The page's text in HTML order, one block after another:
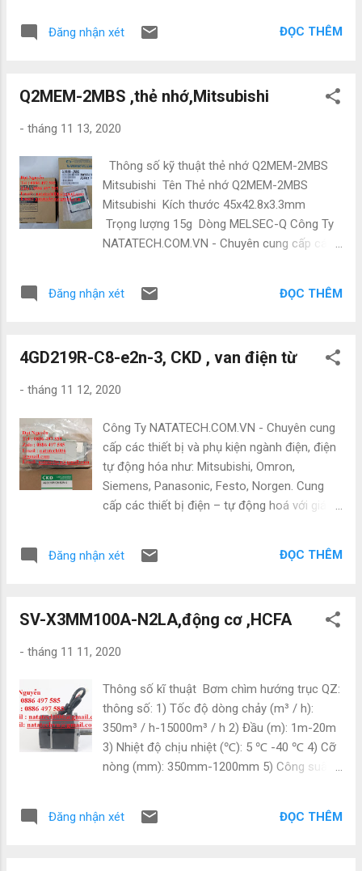
hóa như: Mitsubishi, Omron, Siemens,
nhất thị trường , chúng tôi đảm bảo hàng có
hãng , đổi trả 1:1 khi có trường hợp hư hỏng
xảy ra . Mọi thông tin
chi tiết vui lòng liên hệ : Đạt Nguyễn Tel :
0886 497 585 Zalo : 0886 497 585 Email :
natatechvn@gmail.com Công ty TNHH
Natatech chuyên nhập khẩu và phân phối
Đăng nhận xét ĐỌC THÊM
Q2MEM-2MBS ,thẻ nhớ,Mitsubishi
- tháng 11 13, 2020
Thông số kỹ thuật thẻ nhớ Q2MEM-2MBS
Mitsubishi Tên Thẻ nhớ Q2MEM-2MBS
Mitsubishi Kích thước 45x42.8x3.3mm
Trọng lượng 15g Dòng MELSEC-Q Công Ty
NATATECH.COM.VN - Chuyên cung cấp các
Panasonic, Festo, Norgen. Cung cấp các
nguồn gốc rõ ràng , bảo hành 12 tháng chính
xảy ra . Mọi thông tin
0886 497 585 Zalo : 0886 497 585 Email :
natatech006@gmail.com Email:
natatechvn@gmail.com Công ty TNHH
Natatech chuyên nhập khẩu và phân phối
thiết bị điện hãng...
Đăng nhận xét ĐỌC THÊM
4GD219R-C8-e2n-3, CKD , van điện từ
- tháng 11 12, 2020
Công Ty NATATECH.COM.VN - Chuyên cung
cấp các thiết bị và phụ kiện ngành điện, điện
tự động hóa như: Mitsubishi, Omron,
Siemens, Panasonic, Festo, Norgen. Cung
cấp các thiết bị điện – tự động hoá với giá
12 tháng chính hãng , đổi trả 1:1 khi có
vui lòng liên hệ : Đạt Nguyễn Tel : 0886 497
natatech006@gmail.com Email:
natatechvn@gmail.com Công ty TNHH
Natatech chuyên nhập khẩu và phân phối
thiết bị điện hãng MITSUBISHI Hàng hóa
đảm bảo những tiêu chuẩn về chất lượng và
giá thành như sau: - Hàng chính hãng - Mới
100% - Bảo hành 12 tháng - Chế độ đổi trả
trê...
Đăng nhận xét ĐỌC THÊM
SV-X3MM100A-N2LA,động cơ ,HCFA
- tháng 11 11, 2020
Thông số kĩ thuật Bơm chìm hướng trục QZ:
thông số: 1) Tốc độ dòng chảy (m³ / h):
350m³ / h-15000m³ / h 2) Đầu (m): 1m-20m
3) Nhiệt độ chịu nhiệt (℃): 5 ℃ -40 ℃ 4) Cỡ
nòng (mm): 350mm-1200mm 5) Công suất
cung cấp các thiết bị và phụ kiện ngành điện,
Đăng nhận xét ĐỌC THÊM